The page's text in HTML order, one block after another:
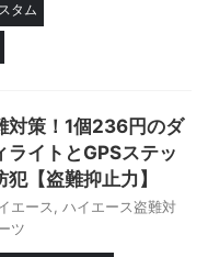
タム
対策！1個236円のダ
ライトとGPSステッ
【盗難抑止力】
エース, ハイエース盗難対
ツ